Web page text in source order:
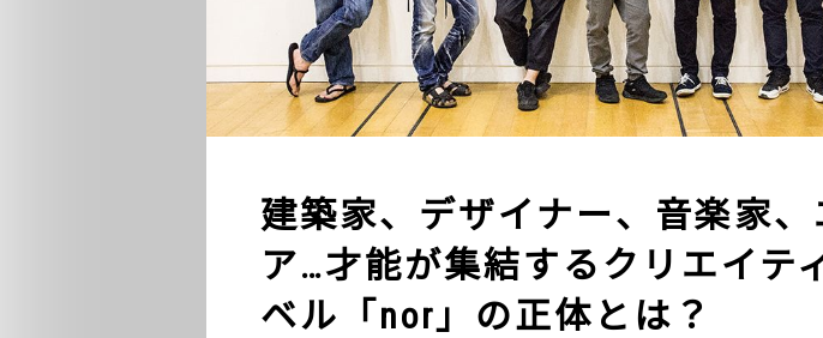
建築家、デザイナー、音楽家、
ア…才能が集結するクリエイテ
ベル「nor」の正体とは？